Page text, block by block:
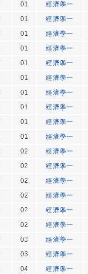
01
經濟學一
01
經濟學一
01
經濟學一
01
經濟學一
01
經濟學一
01
經濟學一
01
經濟學一
01
經濟學一
01
經濟學一
01
經濟學一
02
經濟學一
02
經濟學一
02
經濟學一
02
經濟學一
02
經濟學一
02
經濟學一
03
經濟學一
03
經濟學一
04 經濟學一